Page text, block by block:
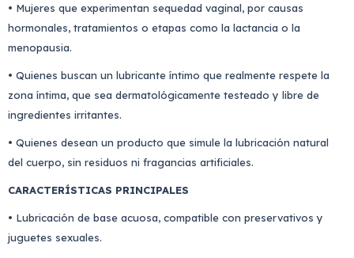
• Mujeres que experimentan sequedad vaginal, por causas
hormonales, tratamientos o etapas como la lactancia o la
menopausia.
• Quienes buscan un lubricante íntimo que realmente respete la
zona íntima, que sea dermatológicamente testeado y libre de
ingredientes irritantes.
• Quienes desean un producto que simule la lubricación natural
del cuerpo, sin residuos ni fragancias artificiales.
CARACTERÍSTICAS PRINCIPALES
• Lubricación de base acuosa, compatible con preservativos y
juguetes sexuales.